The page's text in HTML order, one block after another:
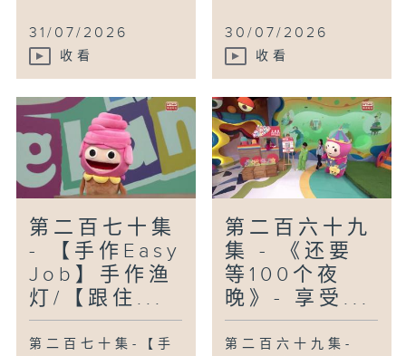
31/07/2026
收看
30/07/2026
收看
第二百七十集
- 【手作Easy
Job】手作渔
灯/【跟住...
第二百七十集-【手
第二百六十九
集 - 《还要
等100个夜
晚》- 享受...
第二百六十九集-